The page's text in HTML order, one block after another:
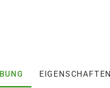
EIGENSCHAFTEN